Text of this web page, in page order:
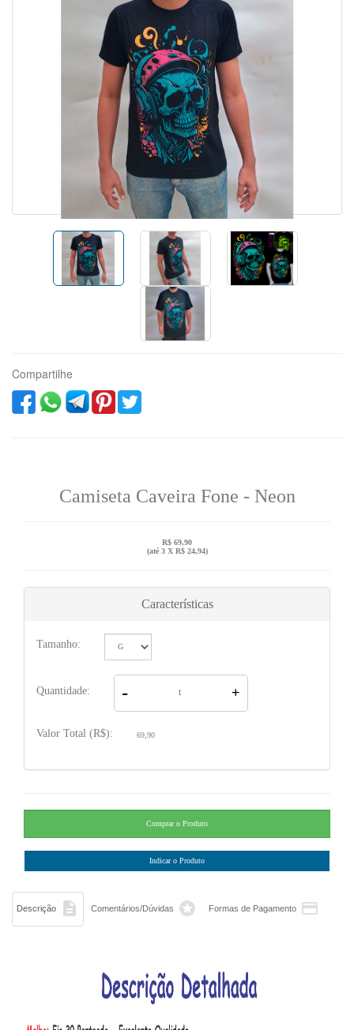
Compartilhe
Camiseta Caveira Fone - Neon
R$ 69,90
(até 3 X R$ 24,94)
Características
Tamanho:
Quantidade: - +
Valor Total (R$): 69,90
Descrição  Comentários/Dúvidas  Formas de Pagamento 